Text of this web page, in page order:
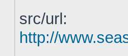
src/url:
http://